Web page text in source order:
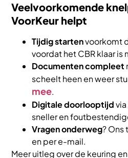
Veelvoorkomende
VoorKeur helpt
Tijdig startenvoorkomt
voordat het CBR klaar
Documenten compleet
scheelt heen en weer
mee.
Digitale doorlooptijdvia
sneller en
Vragen onderweg?
en per e-mail.
Meer uitleg over de keuring